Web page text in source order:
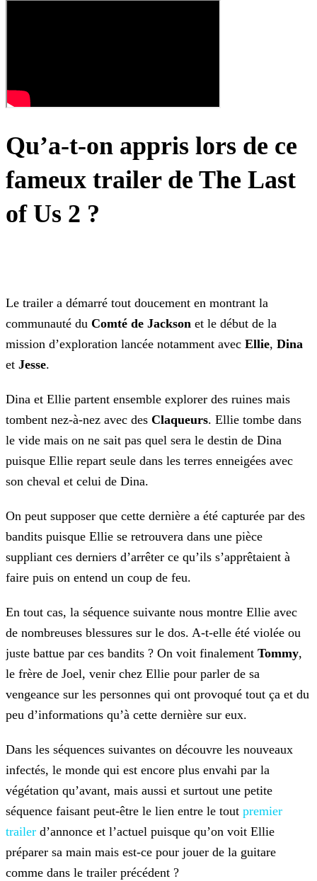
Qu’a-t-on appris lors de ce
fameux trailer de The Last
of Us 2 ?
Le trailer a démarré tout doucement en montrant la
communauté du Comté de Jackson et le début de la
mission d’exploration lancée notamment avec Ellie, Dina
et Jesse.
Dina et Ellie partent ensemble explorer des ruines mais
tombent nez-à-nez avec des Claqueurs. Ellie tombe dans
le vide mais on ne sait pas quel sera le destin de Dina
puisque Ellie repart seule dans les terres enneigées avec
son cheval et celui de Dina.
On peut supposer que cette dernière a été capturée par des
bandits puisque Ellie se retrouvera dans une pièce
suppliant ces derniers d’arrêter ce qu’ils s’apprêtaient à
faire puis on entend un coup de feu.
En tout cas, la séquence suivante nous montre Ellie avec
de nombreuses blessures sur le dos. A-t-elle été violée ou
juste battue par ces bandits ? On voit finalement Tommy,
le frère de Joel, venir chez Ellie pour parler de sa
vengeance sur les personnes qui ont provoqué tout ça et du
peu d’informations qu’à cette dernière sur eux.
Dans les séquences suivantes on découvre les nouveaux
infectés, le monde qui est encore plus envahi par la
végétation qu’avant, mais aussi et surtout une petite
séquence faisant peut-être le lien entre le tout premier
trailer d’annonce et l’actuel puisque qu’on voit Ellie
préparer sa main mais est-ce pour jouer de la guitare
comme dans le trailer précédent ?